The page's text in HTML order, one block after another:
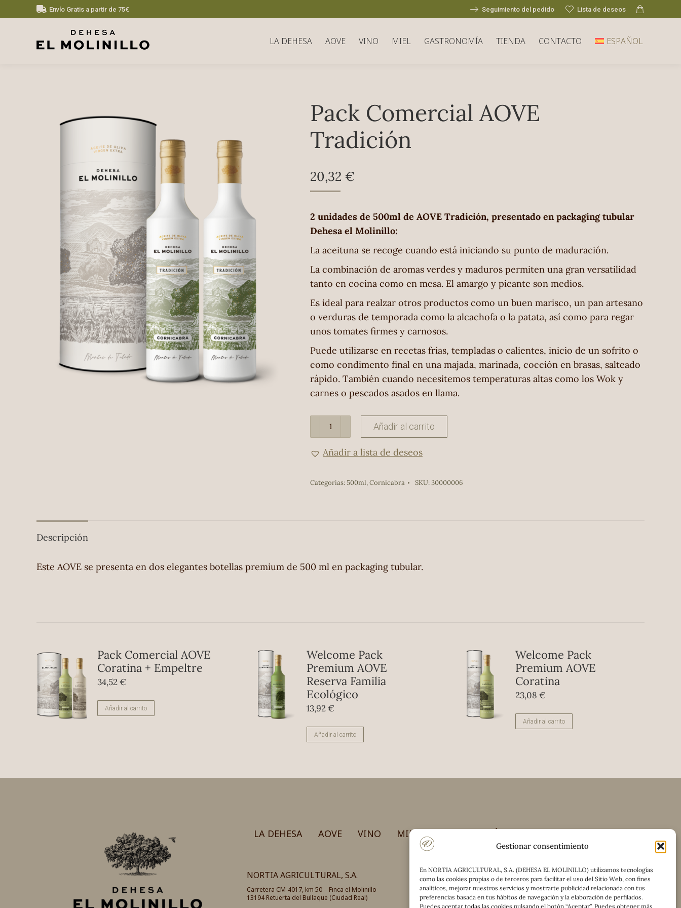
Gestionar consentimiento
En NORTIA AGRICULTURAL, S.A. (DEHESA EL MOLINILLO) utilizamos tecnologías
como las cookies propias o de terceros para facilitar el uso del Sitio Web, con fines
analíticos, mejorar nuestros servicios y mostrarte publicidad relacionada con tus
preferencias basada en tus hábitos de navegación y la elaboración de perfilados.
Puedes aceptar todas las cookies pulsando el botón “Aceptar”. Puedes obtener más
Envío Gratis a partir de 75€ Seguimiento del pedido Lista de deseos
LA DEHESA AOVE VINO MIEL GASTRONOMÍA TIENDA CONTACTO ESPAÑOL
Pack Comercial AOVE
Tradición
20,32 €
2 unidades de 500ml de AOVE Tradición, presentado en packaging tubular
Dehesa el Molinillo:
La aceituna se recoge cuando está iniciando su punto de maduración.
La combinación de aromas verdes y maduros permiten una gran versatilidad
tanto en cocina como en mesa. El amargo y picante son medios.
Es ideal para realzar otros productos como un buen marisco, un pan artesano
o verduras de temporada como la alcachofa o la patata, así como para regar
unos tomates firmes y carnosos.
Puede utilizarse en recetas frías, templadas o calientes, inicio de un sofrito o
como condimento final en una majada, marinada, cocción en brasas, salteado
rápido. También cuando necesitemos temperaturas altas como los Wok y
carnes o pescados asados en llama.
Pack
Comercial
AOVE
cantidad
Añadir al carrito
Añadir a lista de deseos
Categorías:500ml,Cornicabra SKU:30000006
Descripción
Este AOVE se presenta en dos elegantes botellas premium de 500 ml en packaging tubular.
Pack Comercial AOVE
Coratina + Empeltre
34,52€
Añadir al carrito
Welcome Pack
Premium AOVE
Reserva Familia
Ecológico
13,92€
Añadir al carrito
Welcome Pack
Premium AOVE
Coratina
23,08 €
Añadir al carrito
LA DEHESA AOVE VINO MIEL
NORTIA AGRICULTURAL, S.A.
Carretera CM-4017, km 50 – Finca el Molinillo
13194 Retuerta del Bullaque (Ciudad Real)
Facebook
Linkedin
Mail